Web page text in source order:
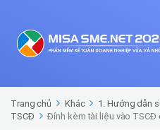
Trang chủ Khác 1. Hướng dẫn
TSCĐ
Đính kèm tài liệu vào TSCĐ